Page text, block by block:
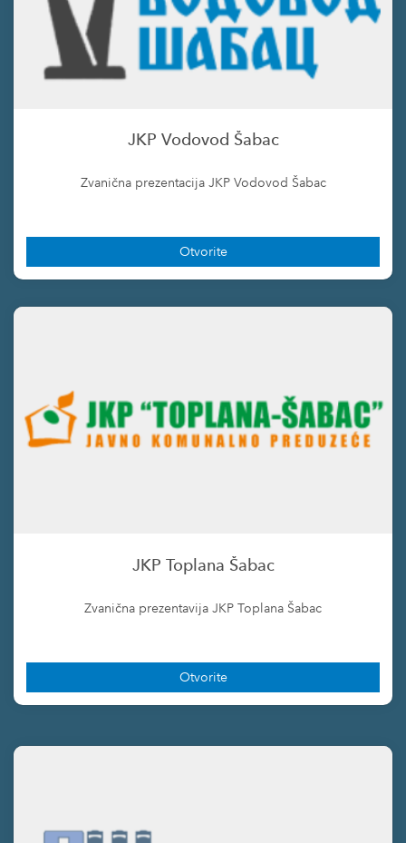
JKP Vodovod Šabac
Zvanična prezentacija JKP Vodovod Šabac
Otvorite
JKP Toplana Šabac
Zvanična prezentavija JKP Toplana Šabac
Otvorite